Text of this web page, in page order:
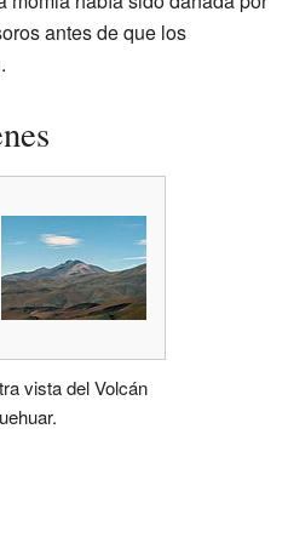
antes de que los
vista del Volcán